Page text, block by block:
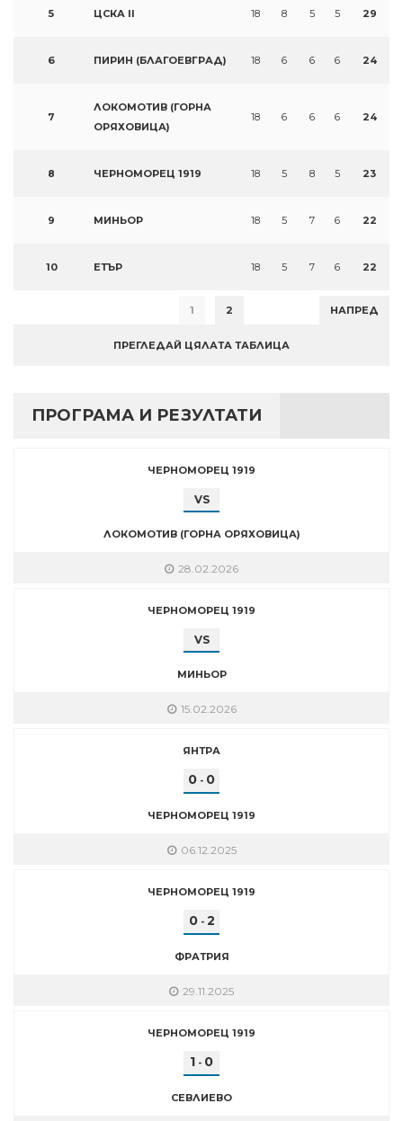
5 ЦСКА II 18 8 5 5 29
6 ПИРИН (БЛАГОЕВГРАД) 18 6 6 6 24
7
ЛОКОМОТИВ (ГОРНА
ОРЯХОВИЦА)
18 6 6 6 24
8 ЧЕРНОМОРЕЦ 1919 18 5 8 5 23
9 МИНЬОР 18 5 7 6 22
10 ЕТЪР 18 5 7 6 22
1 2 НАПРЕД
ПРЕГЛЕДАЙ ЦЯЛАТА ТАБЛИЦА
ПРОГРАМА И РЕЗУЛТАТИ
ЧЕРНОМОРЕЦ 1919
VS
ЛОКОМОТИВ (ГОРНА ОРЯХОВИЦА)
28.02.2026
ЧЕРНОМОРЕЦ 1919
VS
МИНЬОР
15.02.2026
ЯНТРА
0 - 0
ЧЕРНОМОРЕЦ 1919
06.12.2025
ЧЕРНОМОРЕЦ 1919
0- 2
ФРАТРИЯ
29.11.2025
ЧЕРНОМОРЕЦ 1919
1 - 0
СЕВЛИЕВО